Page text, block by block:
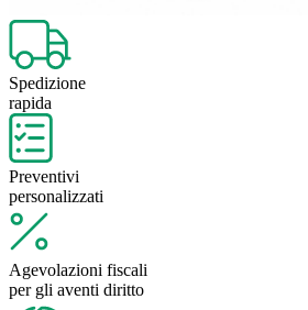
Spedizione
rapida
Preventivi
personalizzati
Agevolazioni fiscali
per gli aventi diritto